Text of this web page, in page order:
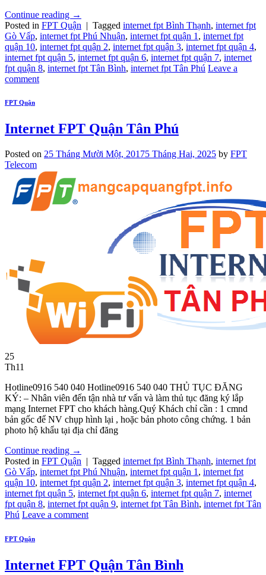
Continue reading →
Posted in FPT Quận | Tagged internet fpt Bình Thạnh, internet fpt
Gò Vấp, internet fpt Phú Nhuận, internet fpt quận 1 , internet fpt
quận 10, internet fpt quận 2, internet fpt quận 3, internet fpt quận 4,
internet fpt quận 5, internet fpt quận 6, internet fpt quận 7, internet
fpt quận 8, internet fpt Tân Bình, internet fpt Tân Phú Leave a
comment
FPT Quận
Internet FPT Quận Tân Phú
Posted on 25 Tháng Mười Một, 20175 Tháng Hai, 2025 by FPT
Telecom
25
Th11
Hotline0916 540 040 Hotline0916 540 040 THỦ TỤC ĐĂNG
KÝ: – Nhân viên đến tận nhà tư vấn và làm thủ tục đăng ký lắp
mạng Internet FPT cho khách hàng.Quý Khách chỉ cần : 1 cmnd
bản gốc để NV chụp hình lại , hoặc bản photo công chứng. 1 bản
photo hộ khẩu tại địa chỉ đăng
Continue reading →
Posted in FPT Quận | Tagged internet fpt Bình Thạnh, internet fpt
Gò Vấp, internet fpt Phú Nhuận, internet fpt quận 1 , internet fpt
quận 10, internet fpt quận 2, internet fpt quận 3, internet fpt quận 4,
internet fpt quận 5, internet fpt quận 6, internet fpt quận 7, internet
fpt quận 8, internet fpt quận 9, internet fpt Tân Bình, internet fpt Tân
Phú Leave a comment
FPT Quận
Internet FPT Quận Tân Bình